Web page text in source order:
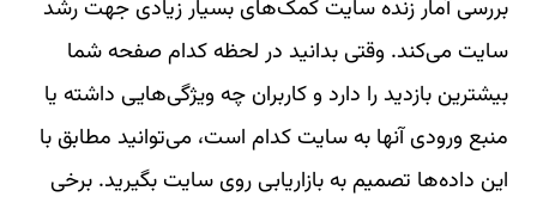
بررسی آمار زنده سایت کمک‌های بسیار زیادی جهت رشد
سایت می‌کند. وقتی بدانید در لحظه کدام صفحه شما
بیشترین بازدید را دارد و کاربران چه ویژگی‌هایی داشته یا
منبع ورودی آنها به سایت کدام است، می‌توانید مطابق با
این داده‌ها تصمیم به بازاریابی روی سایت بگیرید. برخی